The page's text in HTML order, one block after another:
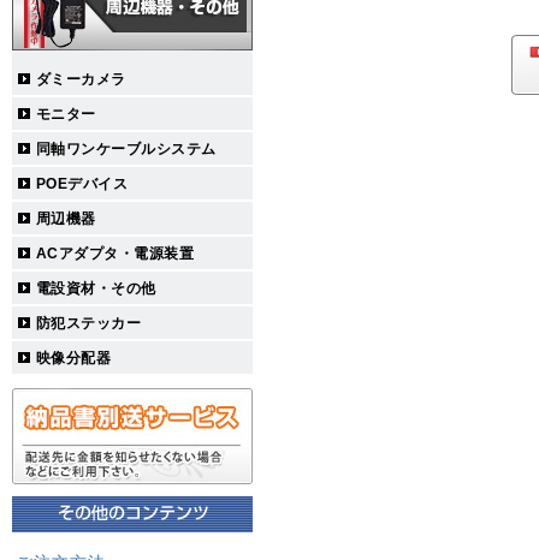
ダミーカメラ
モニター
同軸ワンケーブルシステム
POEデバイス
周辺機器
ACアダプタ・電源装置
電設資材・その他
防犯ステッカー
映像分配器